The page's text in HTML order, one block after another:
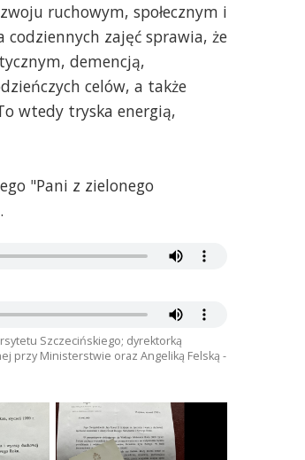
ruchowym, społecznym i
zajęć sprawia, że
demencją,
celów, a także
wtedy tryska energią,
"Pani z zielonego
Szczecińskiego; dyrektorką
przy Ministerstwie oraz Angeliką Felską -